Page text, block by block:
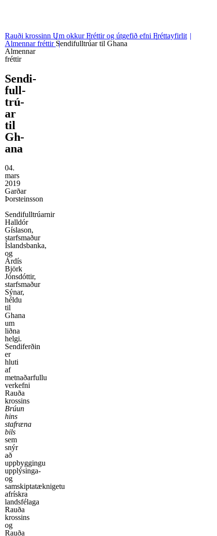
Rauði krossinn Um okkurFréttir og útgefið efni Fréttayfirlit
Almennar fréttir Sendifulltrúar til Ghana
Almennar
fréttir
Sendi­
full­
trú­
ar
til
Gh­
ana
04.
mars
2019
Garðar
Þorsteinsson
Sendifulltrúarnir
Halldór
Gíslason,
starfsmaður
Íslandsbanka,
og
Árdís
Björk
Jónsdóttir,
starfsmaður
Sýnar,
héldu
til
Ghana
um
liðna
helgi.
Sendiferðin
er
hluti
af
metnaðarfullu
verkefni
Rauða
krossins
Brúun
hins
stafræna
bils
sem
snýr
að
uppbyggingu
upplýsinga-
og
samskiptatæknigetu
afrískra
landsfélaga
Rauða
krossins
og
Rauða